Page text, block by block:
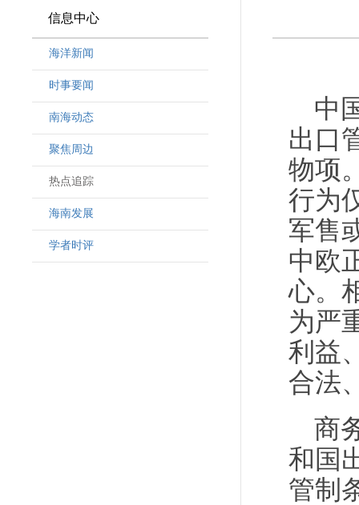
信息中心
海洋新闻
时事要闻
南海动态
聚焦周边
热点追踪
海南发展
学者时评
中
出口
物项
行为
军售
中欧
心。
为严
利益
合法
商
和国
管制